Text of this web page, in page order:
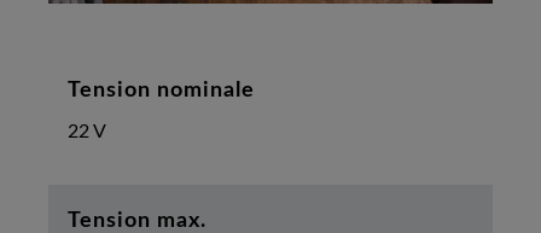
Tension nominale
22 V
Tension max.